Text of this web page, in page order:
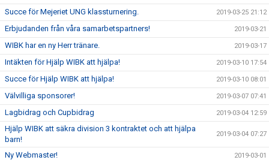
Succe för Mejeriet UNG klassturnering. 2019-03-25 21:12
Erbjudanden från våra samarbetspartners! 2019-03-21
WIBK har en ny Herr tränare. 2019-03-17
Intäkten för Hjälp WIBK att hjälpa! 2019-03-10 17:54
Succe för Hjälp WIBK att hjälpa! 2019-03-10 08:01
Välvilliga sponsorer! 2019-03-07 07:41
Lagbidrag och Cupbidrag 2019-03-04 12:59
Hjälp WIBK att säkra division 3 kontraktet och att hjälpa
barn!
2019-03-04 07:27
Ny Webmaster! 2019-03-01